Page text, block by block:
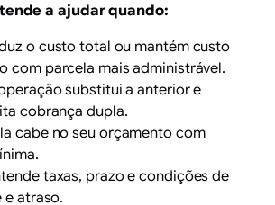
a ajudar quando:
o custo total ou mantém custo
com parcela mais administrável.
substitui a anterior e
cobrança dupla.
cabe no seu orçamento com
taxas, prazo e condições de
e atraso.